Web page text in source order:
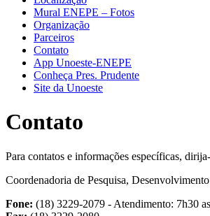
Mural ENEPE – Fotos
Organização
Parceiros
Contato
App Unoeste-ENEPE
Conheça Pres. Prudente
Site da Unoeste
Contato
Para contatos e informações específicas,
Coordenadoria de Pesquisa,
Fone: (18) 3229-2079 - Atendimento: 7h30